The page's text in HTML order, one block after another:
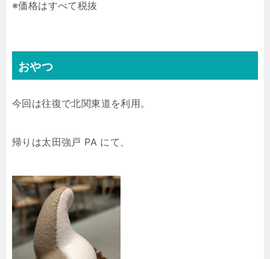
※価格はすべて税抜
おやつ
今回は往復で北関東道を利用。
帰りは太田強戸 PA にて、